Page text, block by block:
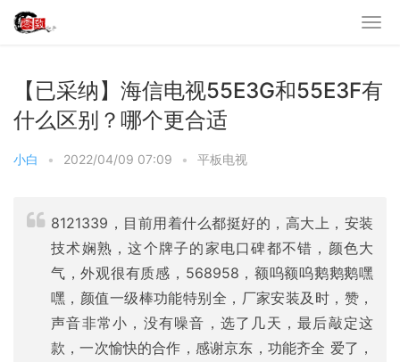
【已采纳】海信电视55E3G和55E3F有
什么区别？哪个更合适
小白 • 2022/04/09 07:09 • 平板电视
8121339，目前用着什么都挺好的，高大上，安装
技术娴熟，这个牌子的家电口碑都不错，颜色大
气，外观很有质感，568958，额呜额呜鹅鹅鹅嘿
嘿，颜值一级棒功能特别全，厂家安装及时，赞，
声音非常小，没有噪音，选了几天，最后敲定这
款，一次愉快的合作，感谢京东，功能齐全 爱了，